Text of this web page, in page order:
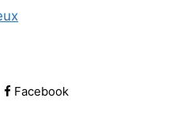
Facebook